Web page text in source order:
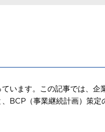
います。この記事では、企
BCP（事業継続計画）策定